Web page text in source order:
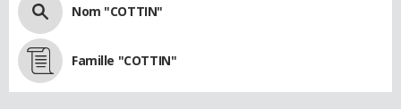
Nom "COTTIN"
Famille "COTTIN"